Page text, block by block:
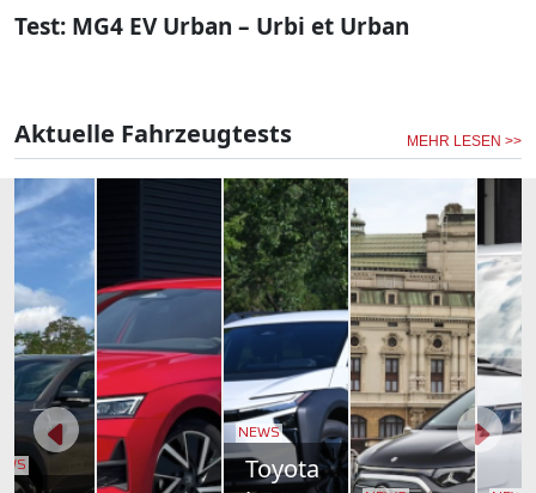
Test: MG4 EV Urban – Urbi et Urban
Aktuelle Fahrzeugtests MEHR LESEN >>
NEWS
Toyota